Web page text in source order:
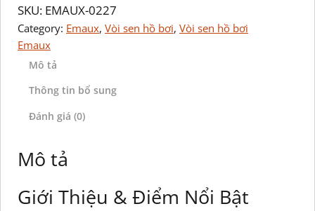
SKU: EMAUX-0227
Category: Emaux, Vòi sen hồ bơi, Vòi sen hồ bơi
Emaux
Mô tả
Thông tin bổ sung
Đánh giá (0)
Mô tả
Giới Thiệu & Điểm Nổi Bật